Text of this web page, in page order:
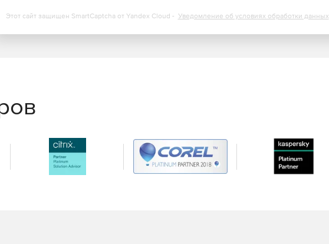
быстро найти и запустить процедуру
и высокой эффективностью,
хранилищ, поддерживает линейный и
для обеспечения максимальной защиты
Этот сайт защищен SmartCaptcha от Yandex Cloud - Уведомление об условиях обработки данных